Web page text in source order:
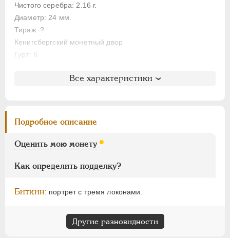
Чистого серебра: 2.16 г.
Диаметр: 24 мм.
Тираж: ?
Кенигсбергский монетный двор
Гурт: 6
Литература и редкость
Уздеников: 4892(точка)
Петрунин
: не вошла в описание
Семёнов: 422-100 (R2+)
Все характеристики
Подробное описание
Оценить мою монету
Как определить подделку?
Биткин: портрет с тремя локонами.
Другие разновидности
2 гроша
1 грош
Солид
Ливонезы
ПАВЕЛ I 1796-1801
НИКОЛАЙ I 1826-1855
АЛЕКСАНДР II 1855-1881
НИКОЛАЙ II 1894-1917
ИНОСТРАННЫЕ 1768-1918